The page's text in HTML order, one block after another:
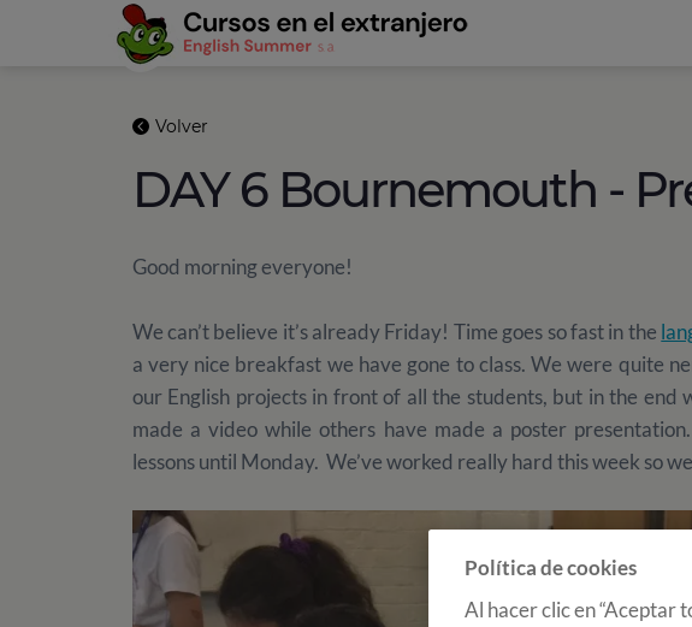
Volver
DAY 6 Bournemouth -
Good morning everyone!
We can’t believe it’s already Friday! Time goes so fast in the
a very nice breakfast we have gone to class. We were quite
our English projects in front of all the students, but in the end
made a video while others have made a poster
lessons until Monday. We’ve worked really hard this week so
Política de cookies
Al hacer clic en “Aceptar